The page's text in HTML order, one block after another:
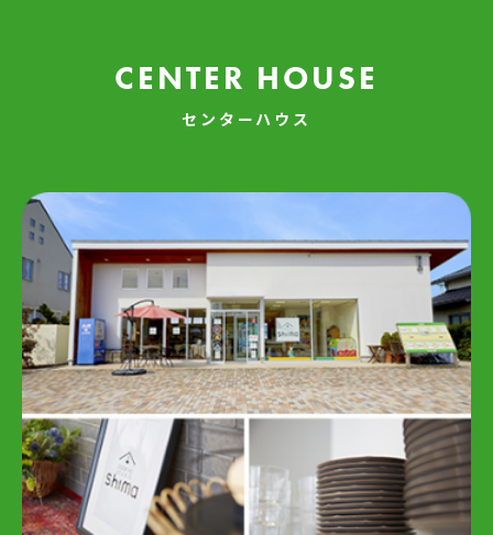
CENTER HOUSE
センターハウス